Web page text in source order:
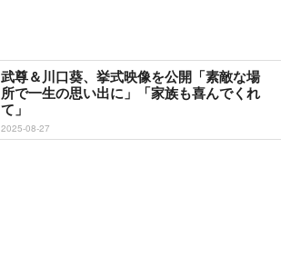
武尊＆川口葵、挙式映像を公開「素敵な場
所で一生の思い出に」「家族も喜んでくれ
て」
2025-08-27